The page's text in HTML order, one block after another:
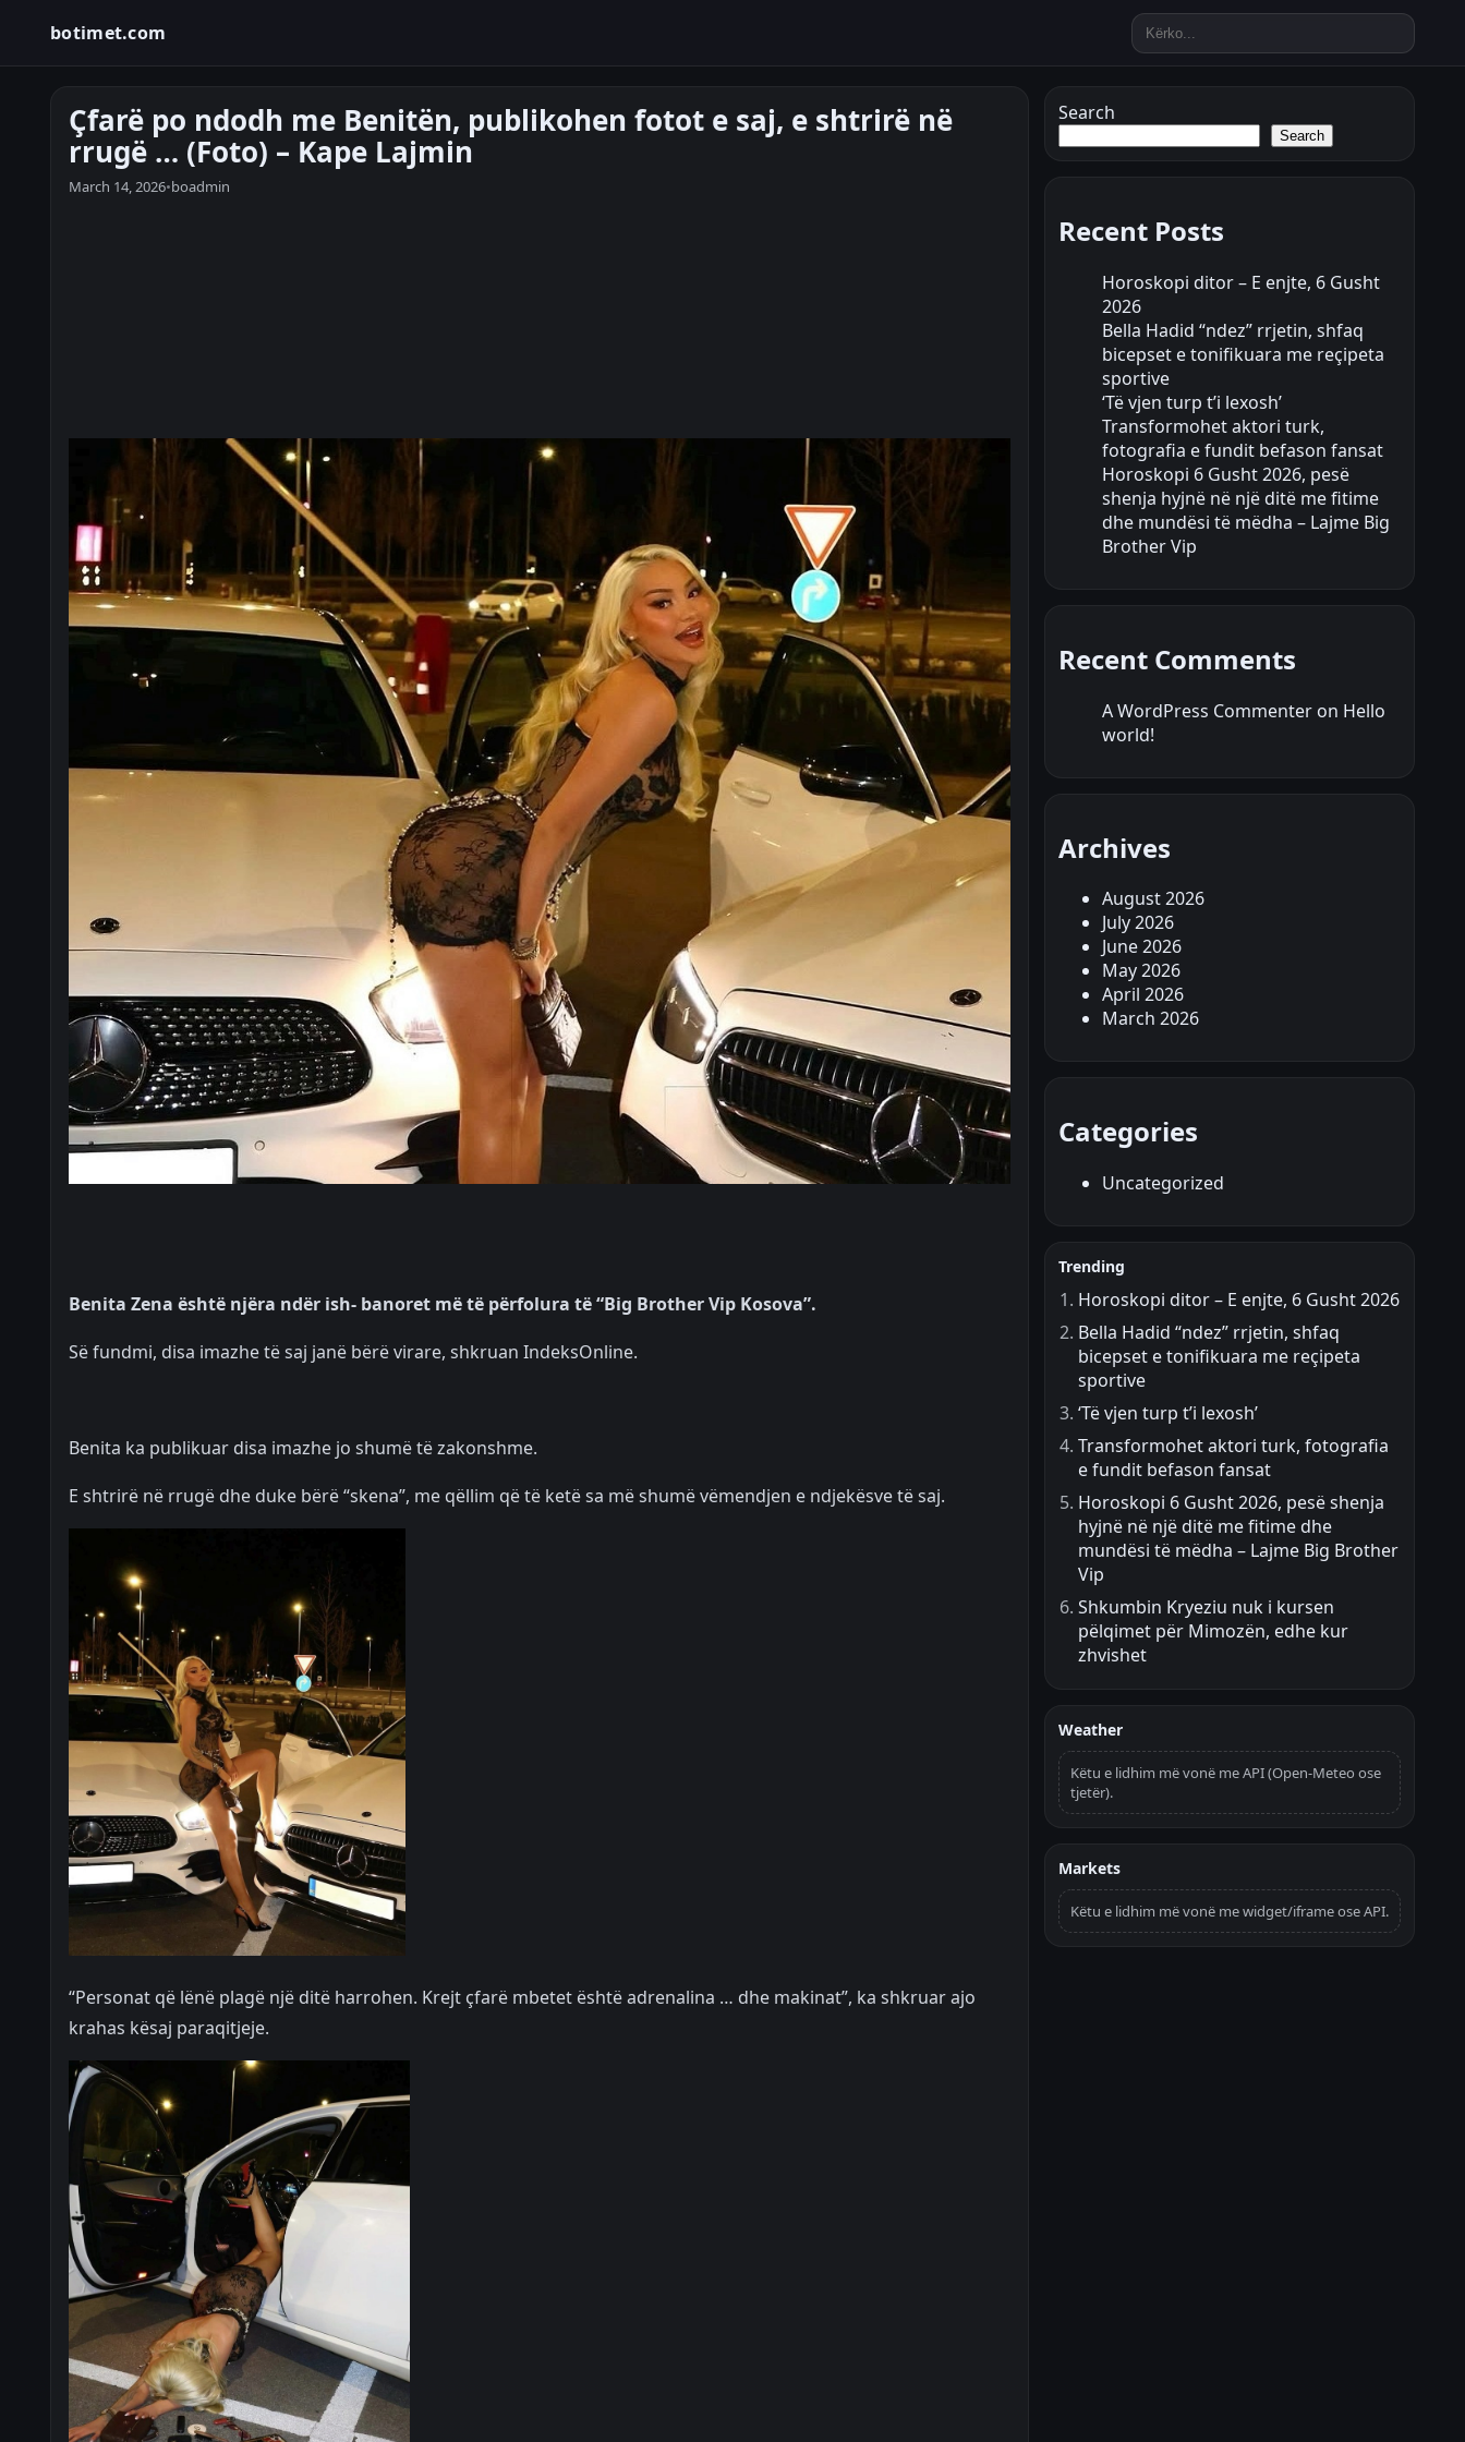
botimet.com
Çfarë po ndodh me Benitën, publikohen fotot e saj, e shtrirë në
rrugë … (Foto) – Kape Lajmin
March 14, 2026•boadmin
Benita Zena është njëra ndër ish- banoret më të përfolura të “Big Brother Vip Kosova”.
Së fundmi, disa imazhe të saj janë bërë virare, shkruan IndeksOnline.
Benita ka publikuar disa imazhe jo shumë të zakonshme.
E shtrirë në rrugë dhe duke bërë “skena”, me qëllim që të ketë sa më shumë vëmendjen e ndjekësve të saj.
“Personat që lënë plagë një ditë harrohen. Krejt çfarë mbetet është adrenalina … dhe makinat”, ka shkruar ajo
krahas kësaj paraqitjeje.
Search
Search
Recent Posts
Horoskopi ditor – E enjte, 6 Gusht
2026
Bella Hadid “ndez” rrjetin, shfaq
bicepset e tonifikuara me reçipeta
sportive
‘Të vjen turp t’i lexosh’
Transformohet aktori turk,
fotografia e fundit befason fansat
Horoskopi 6 Gusht 2026, pesë
shenja hyjnë në një ditë me fitime
dhe mundësi të mëdha – Lajme Big
Brother Vip
Recent Comments
A WordPress Commenter on Hello
world!
Archives
August 2026
July 2026
June 2026
May 2026
April 2026
March 2026
Categories
Uncategorized
Trending
Horoskopi ditor – E enjte, 6 Gusht 2026
Bella Hadid “ndez” rrjetin, shfaq
bicepset e tonifikuara me reçipeta
sportive
‘Të vjen turp t’i lexosh’
Transformohet aktori turk, fotografia
e fundit befason fansat
Horoskopi 6 Gusht 2026, pesë shenja
hyjnë në një ditë me fitime dhe
mundësi të mëdha – Lajme Big Brother
Vip
Shkumbin Kryeziu nuk i kursen
pëlqimet për Mimozën, edhe kur
zhvishet
Weather
Këtu e lidhim më vonë me API (Open-Meteo ose
tjetër).
Markets
Këtu e lidhim më vonë me widget/iframe ose API.